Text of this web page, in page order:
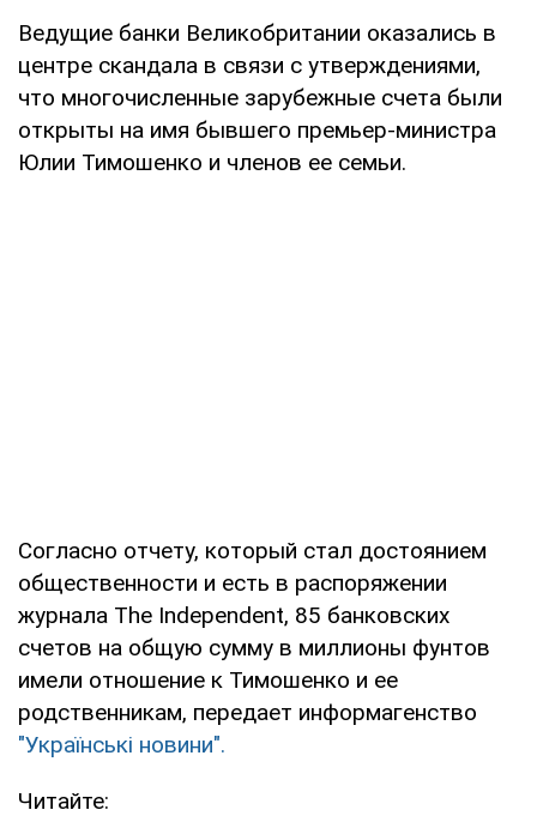
Ведущие банки Великобритании оказались в
центре скандала в связи с утверждениями,
что многочисленные зарубежные счета были
открыты на имя бывшего премьер-министра
Юлии Тимошенко и членов ее семьи.
Согласно отчету, который стал достоянием
общественности и есть в распоряжении
журнала The Independent, 85 банковских
счетов на общую сумму в миллионы фунтов
имели отношение к Тимошенко и ее
родственникам, передает информагенство
"Українські новини".
Читайте: